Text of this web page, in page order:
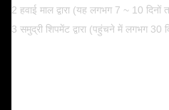
2 हवाई माल द्वारा (यह लगभग 7 ~ 10
3 समुद्री शिपमेंट द्वारा (पहुंचने में लगभग 30